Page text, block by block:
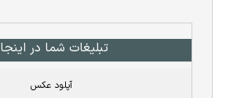
تبلیغات شما در اینجا
آپلود عکس